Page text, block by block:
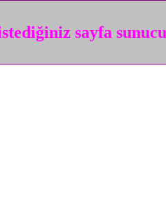
sayfa